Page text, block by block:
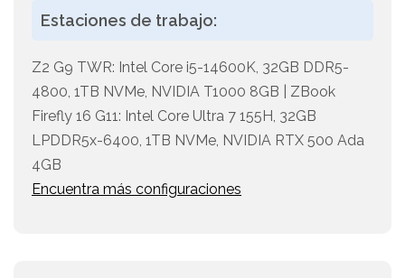
Estaciones de trabajo:
Z2 G9 TWR: Intel Core i5-14600K, 32GB DDR5-
4800, 1TB NVMe, NVIDIA T1000 8GB | ZBook
Firefly 16 G11: Intel Core Ultra 7 155H, 32GB
LPDDR5x-6400, 1TB NVMe, NVIDIA RTX 500 Ada
4GB
Encuentra más configuraciones